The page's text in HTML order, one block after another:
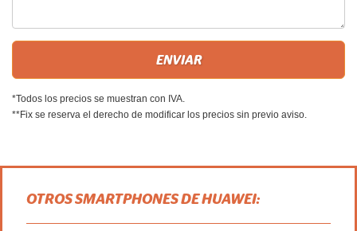
*Todos los precios se muestran con IVA.
**Fix se reserva el derecho de modificar los precios sin previo aviso.
OTROS SMARTPHONES DE HUAWEI: